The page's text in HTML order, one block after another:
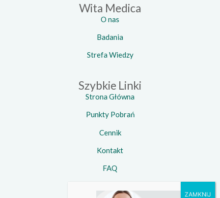
Wita Medica
O nas
Badania
Strefa Wiedzy
Szybkie Linki
Strona Główna
Punkty Pobrań
Cennik
Kontakt
FAQ